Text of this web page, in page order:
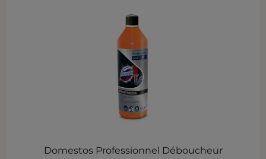
Domestos Professionnel Déboucheur